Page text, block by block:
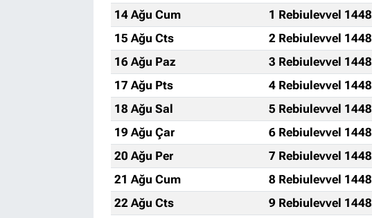
14 Ağu Cum
1 Rebiulevvel 1448
15 Ağu Cts
2 Rebiulevvel 1448
16 Ağu Paz
3 Rebiulevvel 1448
17 Ağu Pts
4 Rebiulevvel 1448
18 Ağu Sal
5 Rebiulevvel 1448
19 Ağu Çar
6 Rebiulevvel 1448
20 Ağu Per
7 Rebiulevvel 1448
21 Ağu Cum
8 Rebiulevvel 1448
22 Ağu Cts
9 Rebiulevvel 1448